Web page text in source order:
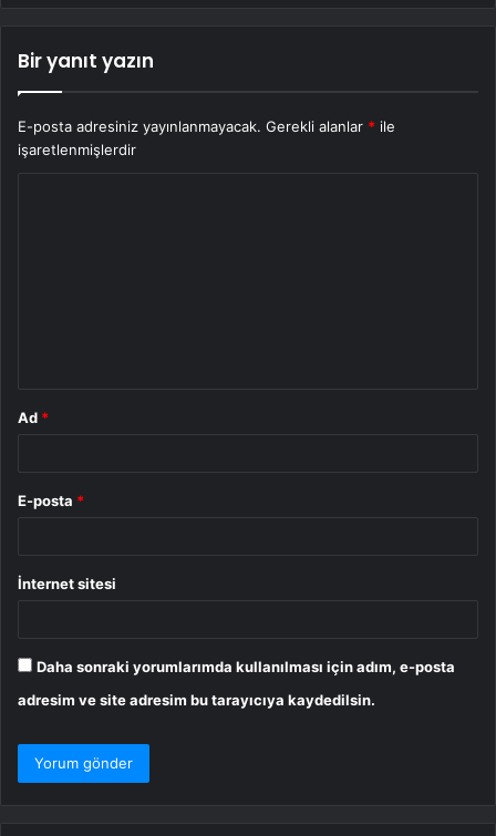
Bir yanıt yazın
E-posta adresiniz yayınlanmayacak. Gerekli alanlar * ile
işaretlenmişlerdir
Ad *
E-posta *
İnternet sitesi
Daha sonraki yorumlarımda kullanılması için adım, e-posta
adresim ve site adresim bu tarayıcıya kaydedilsin.